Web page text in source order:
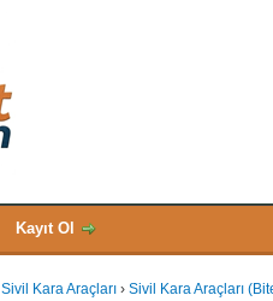
Kayıt Ol
Sivil Kara Araçları › Sivil Kara Araçları